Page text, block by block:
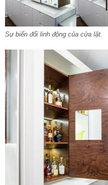
Sự biến đổi linh động của cửa lật.